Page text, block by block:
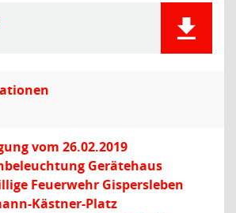
vom 26.02.2019
Gerätehaus
Feuerwehr Gispersleben
Kästner-Platz